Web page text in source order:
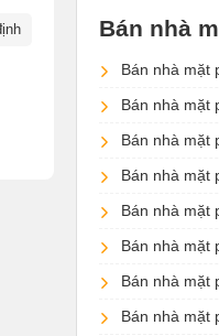
Bán nhà
Bán nhà mặt
Bán nhà mặt
Bán nhà mặt
Bán nhà mặt
Bán nhà mặt
Bán nhà mặt
Bán nhà mặt
Bán nhà mặt